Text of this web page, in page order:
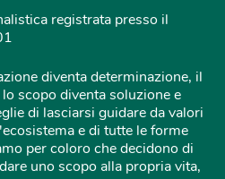
registrata presso il
diventa determinazione, il
scopo diventa soluzione e
di lasciarsi guidare da valori
e di tutte le forme
per coloro che decidono di
uno scopo alla propria vita,